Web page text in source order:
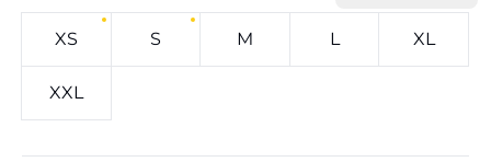
XS S M L XL
XXL